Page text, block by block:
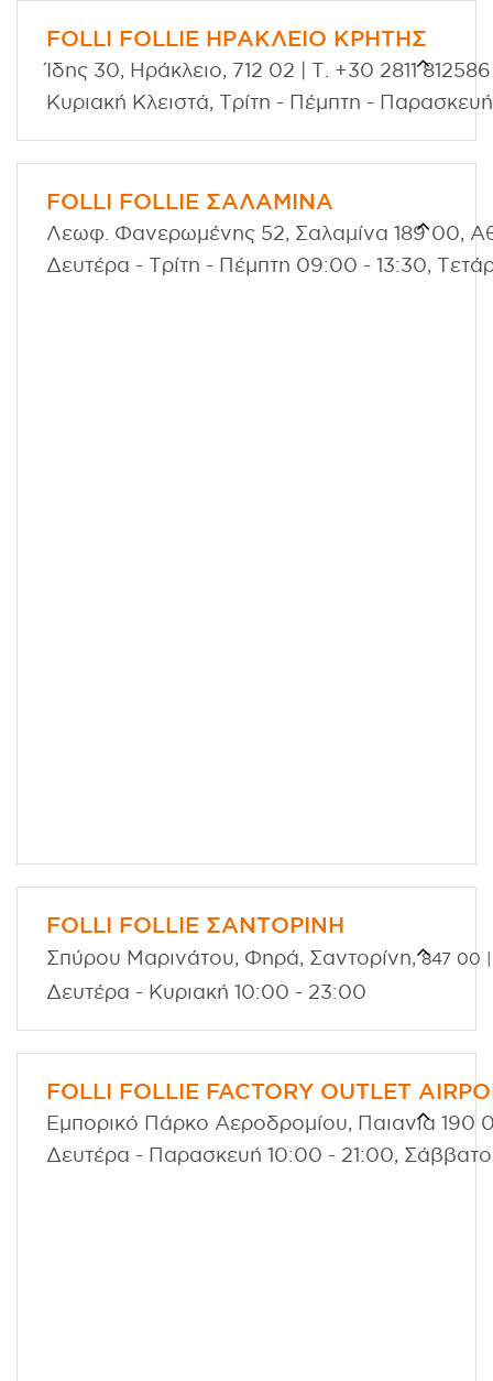
FOLLI FOLLIE ΗΡΑΚΛΕΙΟ ΚΡΗΤΗΣ
Ίδης 30, Ηράκλειο, 712 02 | Τ. +30 2811 812586
Κυριακή Κλειστά, Τρίτη - Πέμπτη -
FOLLI FOLLIE ΣΑΛΑΜΙΝΑ
Λεωφ. Φανερωμένης 52, Σαλαμίνα 189 00,
Δευτέρα - Τρίτη - Πέμπτη 09:00 - 13:30,
FOLLI FOLLIE ΣΑΝΤΟΡΙΝΗ
Σπύρου Μαρινάτου, Φηρά, Σαντορίνη,847 00
Δευτέρα - Κυριακή 10:00 - 23:00
FOLLI FOLLIE FACTORY OUTLET
Εμπορικό Πάρκο Αεροδρομίου, Παιανία 190
Δευτέρα - Παρασκευή 10:00 - 21:00,